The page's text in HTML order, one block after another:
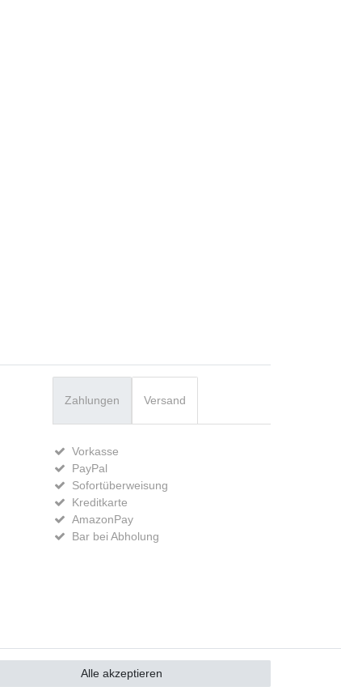
Zahlungen Versand
Vorkasse
PayPal
Sofortüberweisung
Kreditkarte
AmazonPay
Bar bei Abholung
Kontakt
Alle akzeptieren